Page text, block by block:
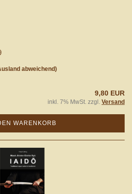
abweichend)
9,80 EUR
inkl. 7% MwSt. zzgl. Versand
WARENKORB